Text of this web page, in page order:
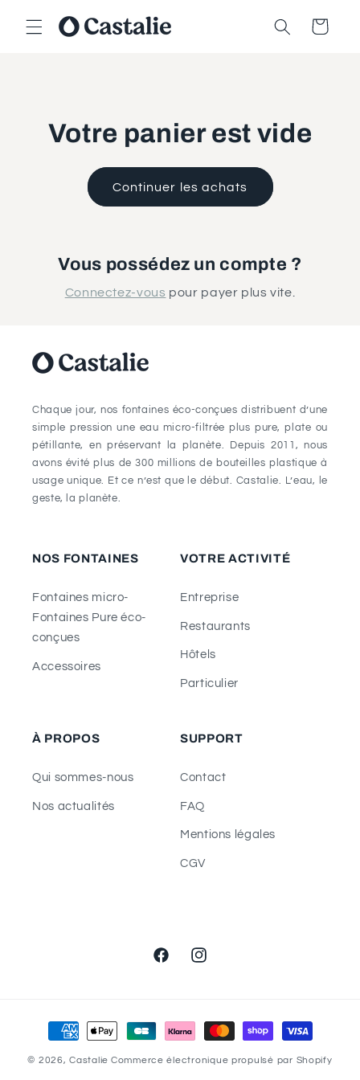
passer
au
Panier
Votre panier est vide
Continuer les achats
Vous possédez un compte ?
Connectez-vous pour payer plus vite.
Chaque jour, nos fontaines éco-conçues distribuent d’une
simple pression une eau micro-filtrée plus pure, plate ou
pétillante, en préservant la planète. Depuis 2011, nous
avons évité plus de 300 millions de bouteilles plastique à
usage unique. Et ce n’est que le début. Castalie. L’eau, le
geste, la planète.
NOS FONTAINES
Fontaines micro-
Fontaines Pure éco-
conçues
Accessoires
VOTRE ACTIVITÉ
Entreprise
Restaurants
Hôtels
Particulier
À PROPOS
Qui sommes-nous
Nos actualités
SUPPORT
Contact
FAQ
Mentions légales
CGV
FacebookInstagram
Moyens
de
paiement
© 2026,Castalie Commerce électronique propulsé par Shopify